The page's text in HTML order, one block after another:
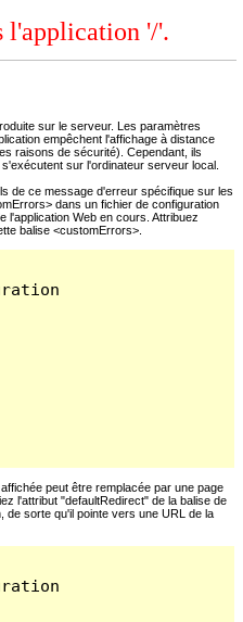
l'application '/'.
sur le serveur. Les paramètres
empêchent l'affichage à distance
raisons de sécurité). Cependant, ils
sur l'ordinateur serveur local.
de ce message d'erreur spécifique sur les
dans un fichier de configuration
l'application Web en cours. Attribuez
balise <customErrors>.
peut être remplacée par une page
l'attribut "defaultRedirect" de la balise de
de sorte qu'il pointe vers une URL de la